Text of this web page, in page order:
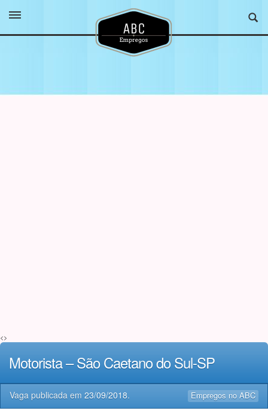
<>
Motorista – São Caetano do Sul-SP
Empregos no ABC
Vaga publicada em 23/09/2018.